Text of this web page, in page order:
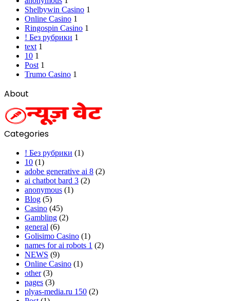
Shelbywin Casino 1
Online Casino 1
Ringospin Casino 1
! Без рубрики 1
text 1
10 1
Post 1
Trumo Casino 1
About
Categories
! Без рубрики (1)
10 (1)
adobe generative ai 8 (2)
ai chatbot bard 3 (2)
anonymous (1)
Blog (5)
Casino (45)
Gambling (2)
general (6)
Golisimo Casino (1)
names for ai robots 1 (2)
NEWS (9)
Online Casino (1)
other(3)
pages (3)
plyas-media.ru 150 (2)